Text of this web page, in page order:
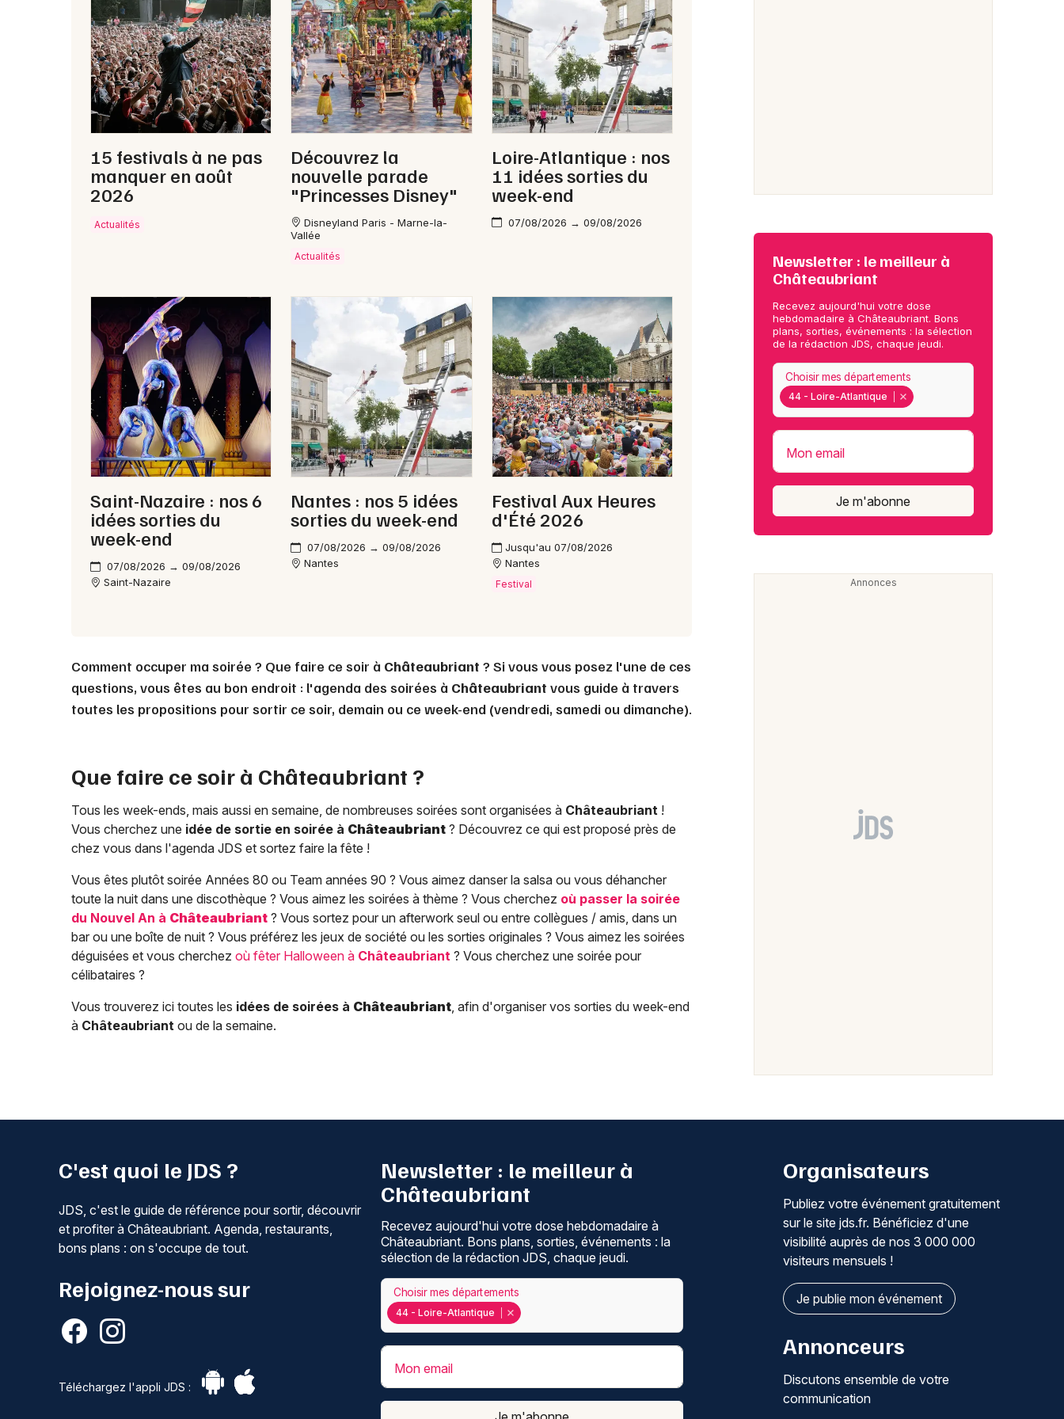
Newsletter des sorties
Artistes en tournée
Actus à Châteaubriant
Magazine à Châteaubriant
44 - Loire-Atlantique
Choisir mes départements
Mon email
15 festivals à ne pas
manquer en août
2026
Actualités
Découvrez la
nouvelle parade
"Princesses Disney"
Disneyland Paris - Marne-la-
Vallée
Actualités
Loire-Atlantique : nos
11 idées sorties du
week-end
07/08/2026 → 09/08/2026
Saint-Nazaire : nos 6
idées sorties du
week-end
07/08/2026 → 09/08/2026
Saint-Nazaire
Nantes : nos 5 idées
sorties du week-end
07/08/2026 → 09/08/2026
Nantes
Festival Aux Heures
d'Été 2026
Jusqu'au 07/08/2026
Nantes
Festival
Comment occuper ma soirée ? Que faire ce soir à Châteaubriant ? Si vous vous posez l'une de ces
questions, vous êtes au bon endroit : l'agenda des soirées à Châteaubriant vous guide à travers
toutes les propositions pour sortir ce soir, demain ou ce week-end (vendredi, samedi ou dimanche).
Que faire ce soir à Châteaubriant ?
Tous les week-ends, mais aussi en semaine, de nombreuses soirées sont organisées à Châteaubriant !
Vous cherchez une idée de sortie en soirée à Châteaubriant ? Découvrez ce qui est proposé près de
chez vous dans l'agenda JDS et sortez faire la fête !
Vous êtes plutôt soirée Années 80 ou Team années 90 ? Vous aimez danser la salsa ou vous déhancher
toute la nuit dans une discothèque ? Vous aimez les soirées à thème ? Vous cherchez où passer la soirée
du Nouvel An à Châteaubriant ? Vous sortez pour un afterwork seul ou entre collègues / amis, dans un
bar ou une boîte de nuit ? Vous préférez les jeux de société ou les sorties originales ? Vous aimez les soirées
déguisées et vous cherchez où fêter Halloween à Châteaubriant ? Vous cherchez une soirée pour
célibataires ?
Vous trouverez ici toutes les idées de soirées à Châteaubriant, afin d'organiser vos sorties du week-end
à Châteaubriant ou de la semaine.
Newsletter : le meilleur à
Châteaubriant
Recevez aujourd'hui votre dose
hebdomadaire à Châteaubriant. Bons
plans, sorties, événements : la sélection
de la rédaction JDS, chaque jeudi.
44 - Loire-Atlantique
Choisir mes départements
Mon email
Je m'abonne
C'est quoi le JDS ?
JDS, c'est le guide de référence pour sortir, découvrir
et profiter à Châteaubriant. Agenda, restaurants,
bons plans : on s'occupe de tout.
Rejoignez-nous sur
Téléchargez l'appli JDS :
Newsletter : le meilleur à
Châteaubriant
Recevez aujourd'hui votre dose hebdomadaire à
Châteaubriant. Bons plans, sorties, événements : la
sélection de la rédaction JDS, chaque jeudi.
44 - Loire-Atlantique
Choisir mes départements
Mon email
Organisateurs
Publiez votre événement gratuitement
sur le site jds.fr. Bénéficiez d'une
visibilité auprès de nos 3 000 000
visiteurs mensuels !
Je publie mon événement
Annonceurs
Discutons ensemble de votre
communication